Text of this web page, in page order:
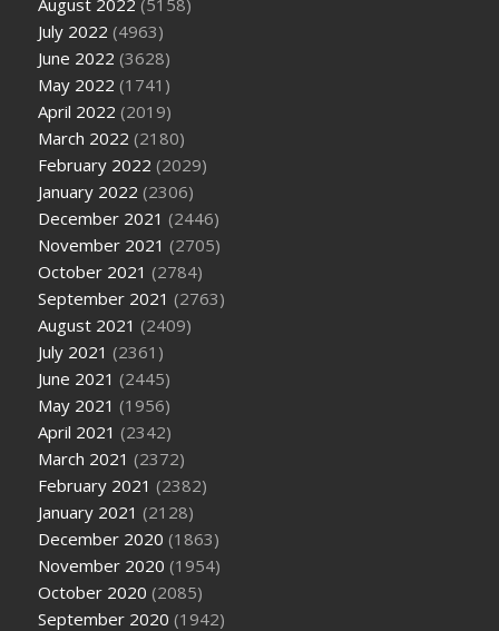
August 2022 (5158)
July 2022 (4963)
June 2022 (3628)
May 2022 (1741)
April 2022 (2019)
March 2022 (2180)
February 2022 (2029)
January 2022 (2306)
December 2021 (2446)
November 2021 (2705)
October 2021 (2784)
September 2021 (2763)
August 2021 (2409)
July 2021 (2361)
June 2021 (2445)
May 2021 (1956)
April 2021 (2342)
March 2021 (2372)
February 2021 (2382)
January 2021 (2128)
December 2020 (1863)
November 2020 (1954)
October 2020 (2085)
September 2020 (1942)